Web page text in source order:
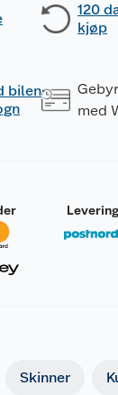
120
kjøp
bilen
med
Skinner